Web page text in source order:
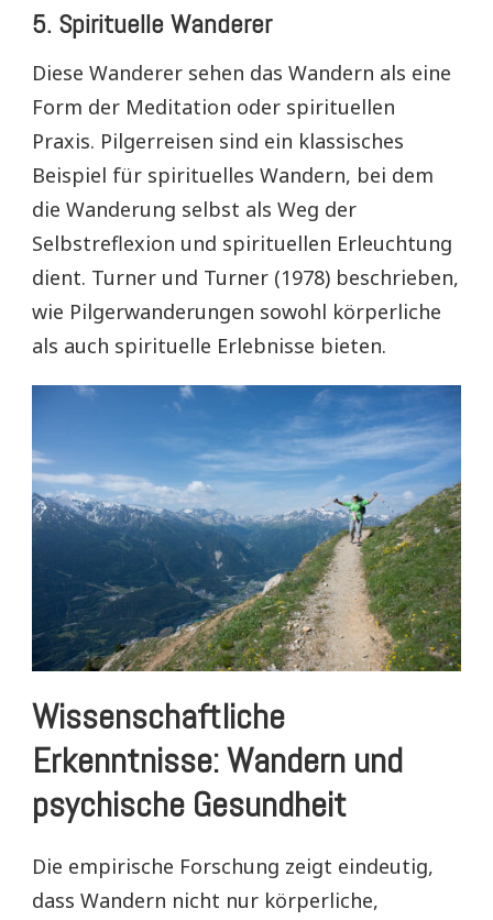
5. Spirituelle Wanderer
Diese Wanderer sehen das Wandern als eine
Form der Meditation oder spirituellen
Praxis. Pilgerreisen sind ein klassisches
Beispiel für spirituelles Wandern, bei dem
die Wanderung selbst als Weg der
Selbstreflexion und spirituellen Erleuchtung
dient. Turner und Turner (1978) beschrieben,
wie Pilgerwanderungen sowohl körperliche
als auch spirituelle Erlebnisse bieten.
Wissenschaftliche
Erkenntnisse: Wandern und
psychische Gesundheit
Die empirische Forschung zeigt eindeutig,
dass Wandern nicht nur körperliche,